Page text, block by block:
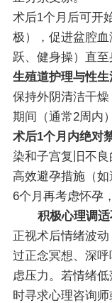
术后1个月后可开
极），促进盆腔
跃、健身操）直至
生殖道护理与性生
保持外阴清洁干
期间（通常2周内
术后1个月内绝对
染和子宫复旧不
高效避孕措施（
6个月再考虑怀孕
积极心理调
正视术后情绪波
过正念冥想、深
虑压力。若情绪
时寻求心理咨询